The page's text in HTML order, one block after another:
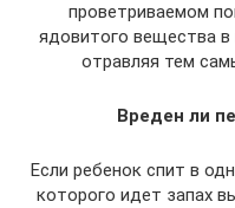
проветриваемом
ядовитого вещества в
отравляя тем
Вреден ли
Если ребенок спит в
которого идет запах